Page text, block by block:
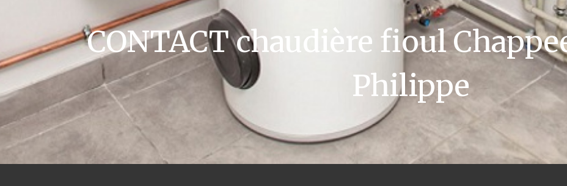
CONTACT chaudière fioul
Philippe